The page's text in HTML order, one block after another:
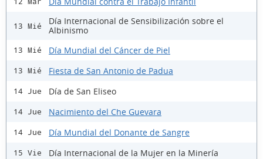
13 Mié
Día Internacional de Sensibilización sobre el
Albinismo
13 Mié Día Mundial del Cáncer de Piel
13 Mié Fiesta de San Antonio de Padua
14 Jue Día de San Eliseo
14 Jue Nacimiento del Che Guevara
14 Jue Día Mundial del Donante de Sangre
15 Vie Día Internacional de la Mujer en la Minería